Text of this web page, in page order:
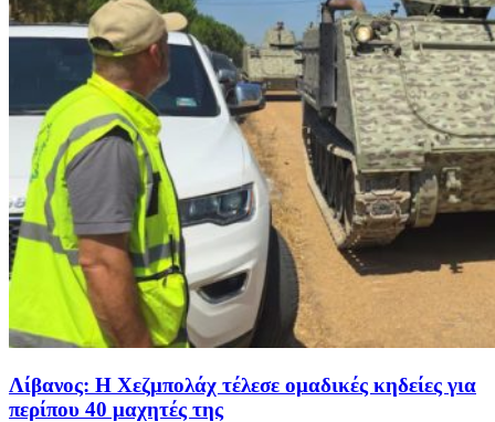
Λίβανος: Η Χεζμπολάχ τέλεσε ομαδικές κηδείες για
περίπου 40 μαχητές της